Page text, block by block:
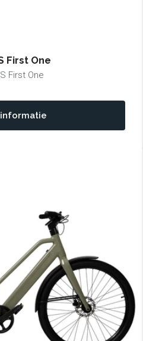
First One
First One